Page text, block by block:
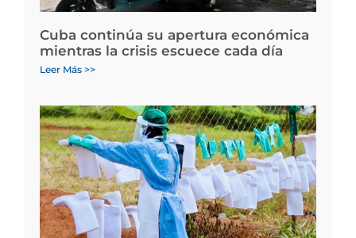
Cuba continúa su apertura económica
mientras la crisis escuece cada día
Leer Más >>